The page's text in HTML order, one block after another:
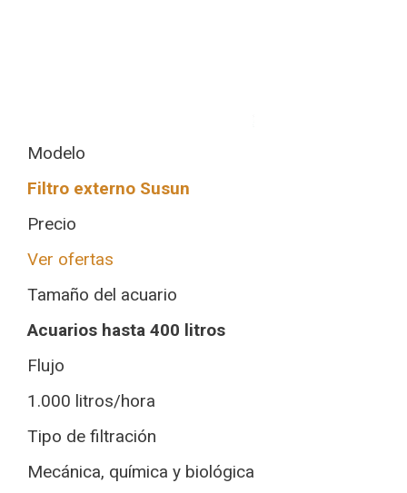
Modelo
Filtro externo Susun
Precio
Ver ofertas
Tamaño del acuario
Acuarios hasta 400 litros
Flujo
1.000 litros/hora
Tipo de filtración
Mecánica, química y biológica